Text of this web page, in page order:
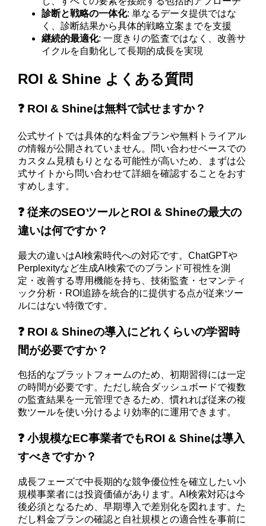
診断と戦略の一体化: 単なるデータ提供ではな
く、診断結果から具体的戦略立案までを支援
継続的最適化: 一度きりの監査ではなく、改善サ
イクルを自動化して長期的成長を実現
ROI & Shine よくある質問
❓ ROI & Shineは無料で試せますか？
公式サイトでは具体的な料金プランや無料トライアル
の情報が公開されていません。問い合わせベースでの
カスタム見積もりとなる可能性が高いため、まずは公
式サイトから問い合わせて詳細を確認することをおす
すめします。
❓ 従来のSEOツールとROI & Shineの最大の
違いは何ですか？
最大の違いはAI検索時代への対応です。ChatGPTや
Perplexityなど生成AI検索でのブランド可視性を測
定・改善する専用機能を持ち、技術監査・セマンティ
ック分析・ROI追跡を統合的に提供する点が従来ツー
ルにはない特徴です。
❓ ROI & Shineの導入にどれくらいの学習時
間が必要ですか？
包括的なプラットフォームのため、初期習得には一定
の時間が必要です。ただし統合ダッシュボードで複数
の監査結果を一元管理できるため、慣れれば従来の複
数ツールを使い分けるより効率的に運用できます。
❓ 小規模なEC事業者でもROI & Shineは導入
すべきですか？
成長フェーズで中長期的な競争優位性を確立したい小
規模事業者には投資価値があります。AI検索対応は今
後必須となるため、早期導入で差別化を図れます。た
だし料金プランの確認と自社規模との適合性を事前に